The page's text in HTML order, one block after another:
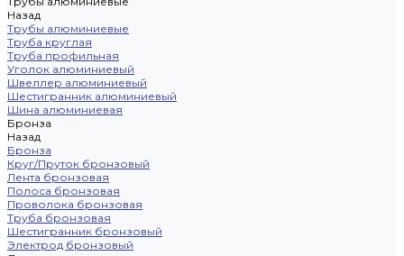
Назад
Трубы алюминиевые
Труба круглая
Труба профильная
Уголок алюминиевый
Швеллер алюминиевый
Шестигранник алюминиевый
Шина алюминиевая
Бронза
Назад
Бронза
Круг/Пруток бронзовый
Лента бронзовая
Полоса бронзовая
Проволока бронзовая
Труба бронзовая
Шестигранник бронзовый
Электрод бронзовый